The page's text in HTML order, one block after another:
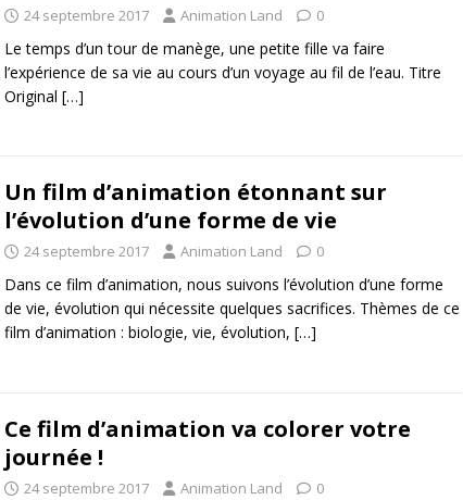
24 septembre 2017 Animation Land 0
Le temps d’un tour de manège, une petite fille va faire
l’expérience de sa vie au cours d’un voyage au fil de l’eau. Titre
Original […]
Un film d’animation étonnant sur
l’évolution d’une forme de vie
24 septembre 2017 Animation Land 0
Dans ce film d’animation, nous suivons l’évolution d’une forme
de vie, évolution qui nécessite quelques sacrifices. Thèmes de ce
film d’animation : biologie, vie, évolution, […]
Ce film d’animation va colorer votre
journée !
24 septembre 2017 Animation Land 0